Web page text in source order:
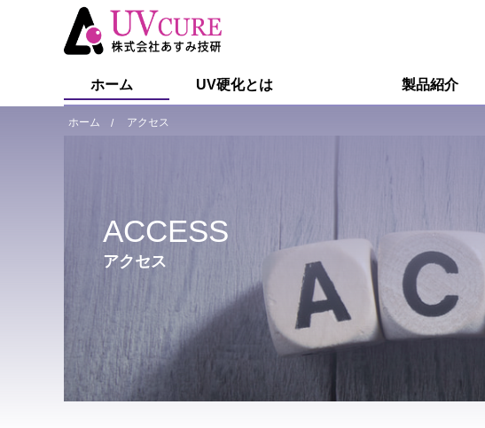
ホーム UV硬化とは 製品紹介
ホーム アクセス
ACCESS
アクセス